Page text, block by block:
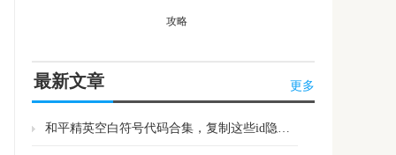
攻略
最新文章 更多
和平精英空白符号代码合集，复制这些id隐形不是问题